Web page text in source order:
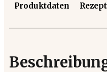
Produktdaten